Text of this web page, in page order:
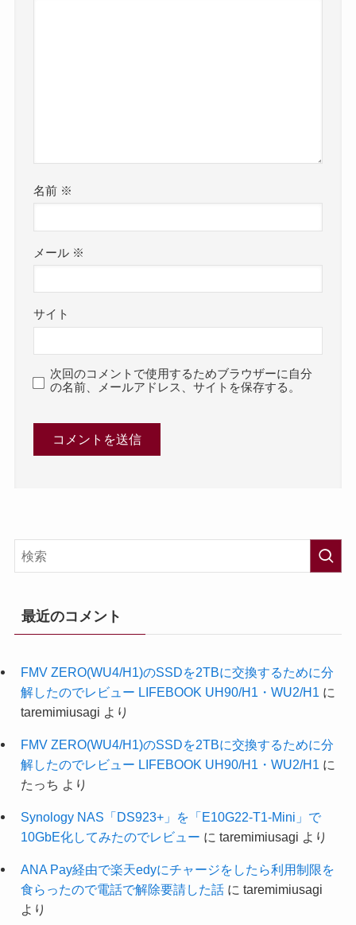
名前 ※
メール ※
サイト
次回のコメントで使用するためブラウザーに自分
の名前、メールアドレス、サイトを保存する。
最近のコメント
FMV ZERO(WU4/H1)のSSDを2TBに交換するために分
解したのでレビュー LIFEBOOK UH90/H1・WU2/H1 に
taremimiusagi より
FMV ZERO(WU4/H1)のSSDを2TBに交換するために分
解したのでレビュー LIFEBOOK UH90/H1・WU2/H1 に
たっち より
Synology NAS「DS923+」を「E10G22-T1-Mini」で
10GbE化してみたのでレビュー に taremimiusagi より
ANA Pay経由で楽天edyにチャージをしたら利用制限を
食らったので電話で解除要請した話に taremimiusagi
より